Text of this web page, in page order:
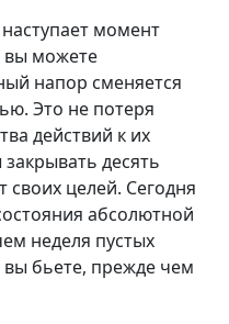
момент
вы можете
напор сменяется
Это не потеря
действий к их
десять
своих целей. Сегодня
абсолютной
неделя пустых
бьете, прежде чем